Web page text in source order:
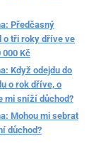
Předčasný
o tři roky dříve ve
000 Kč
Když odejdu do
o rok dříve, o
mi sníží důchod?
Mohou mi sebrat
důchod?